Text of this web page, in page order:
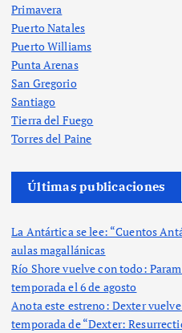
Primavera
Puerto Natales
Puerto Williams
Punta Arenas
San Gregorio
Santiago
Tierra del Fuego
Torres del Paine
Últimas publicaciones
La Antártica se lee: “Cuentos
aulas magallánicas
Río Shore vuelve con todo:
temporada el 6 de agosto
Anota este estreno: Dexter
temporada de “Dexter: